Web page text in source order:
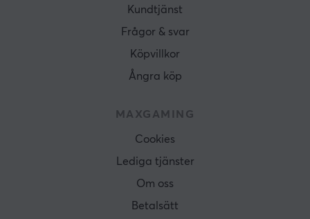
Kundtjänst
Frågor & svar
Köpvillkor
Ångra köp
MAXGAMING
Cookies
Lediga tjänster
Om oss
Betalsätt